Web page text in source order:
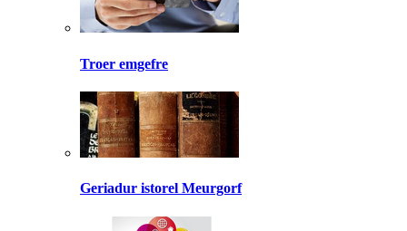
Troer emgefre
Geriadur istorel Meurgorf